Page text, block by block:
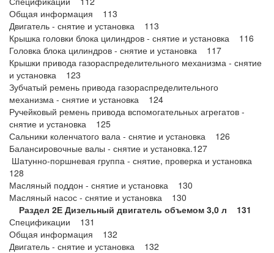
Общая информация 113
Двигатель - снятие и установка 113
Крышка головки блока цилиндров - снятие и установка 116
Головка блока цилиндров - снятие и установка 117
Крышки привода газораспределительного механизма - снятие
и установка 123
Зубчатый ремень привода газораспределительного
механизма - снятие и установка 124
Ручейковый ремень привода вспомогательных агрегатов -
снятие и установка 125
Сальники коленчатого вала - снятие и установка 126
Балансировочные валы - снятие и установка.127
Шатунно-поршневая группа - снятие, проверка и установка
128
Масляный поддон - снятие и установка 130
Масляный насос - снятие и установка 130
Раздел 2Е Дизельный двигатель объемом 3,0 л 131
Спецификации 131
Общая информация 132
Двигатель - снятие и установка 132